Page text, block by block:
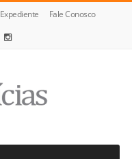
Expediente Fale Conosco